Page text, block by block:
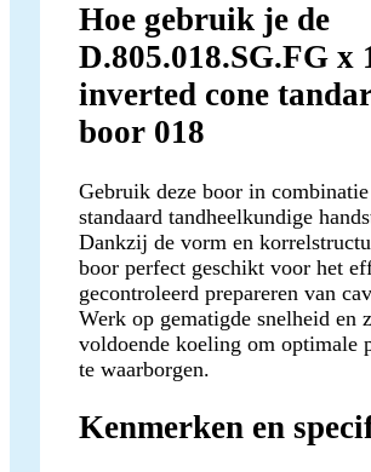
Hoe gebruik je de
D.805.018.SG.FG x
inverted cone
boor 018
Gebruik deze boor in
standaard tandheelkundige
Dankzij de vorm en
boor perfect geschikt voor het
gecontroleerd prepareren van
Werk op gematigde snelheid en
voldoende koeling om optimale
te waarborgen.
Kenmerken en